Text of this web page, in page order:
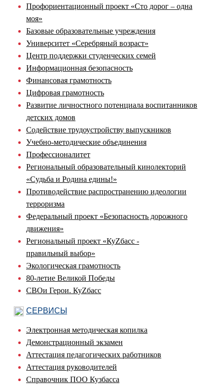
Профориентационный проект «Сто дорог – одна
моя»
Базовые образовательные учреждения
Университет «Серебряный возраст»
Центр поддержки студенческих семей
Информационная безопасность
Финансовая грамотность
Цифровая грамотность
Развитие личностного потенциала воспитанников
детских домов
Содействие трудоустройству выпускников
Учебно-методические объединения
Профессионалитет
Региональный образовательный кинолекторий
«Судьба и Родина едины!»
Противодействие распространению идеологии
терроризма
Федеральный проект «Безопасность дорожного
движения»
Региональный проект «КуZбасс -
правильный выбор»
Экологическая грамотность
80-летие Великой Победы
СВОи Герои. КуZбасс
СЕРВИСЫ
Электронная методическая копилка
Демонстрационный экзамен
Аттестация педагогических работников
Аттестация руководителей
Справочник ПОО Кузбасса